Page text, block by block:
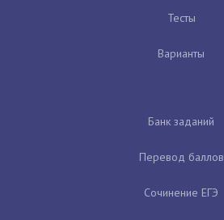
Тесты
Варианты
Банк заданий
Перевод баллов
Сочинение ЕГЭ